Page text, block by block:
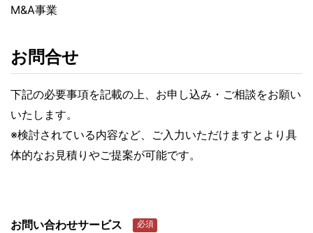
M&A事業
お問合せ
下記の必要事項を記載の上、お申し込み・ご相談をお願い
いたします。
※検討されている内容など、ご入力いただけますとより具
体的なお見積りやご提案が可能です。
お問い合わせサービス 必須